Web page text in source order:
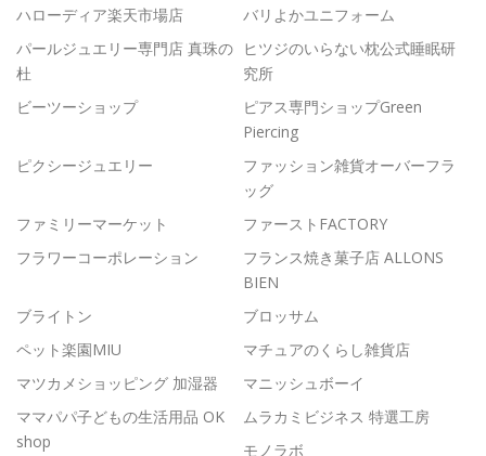
ハローディア楽天市場店
バリよかユニフォーム
パールジュエリー専門店 真珠の
杜
ヒツジのいらない枕公式睡眠研
究所
ビーツーショップ
ピアス専門ショップGreen
Piercing
ピクシージュエリー
ファッション雑貨オーバーフラ
ッグ
ファミリーマーケット
ファーストFACTORY
フラワーコーポレーション
フランス焼き菓子店 ALLONS
BIEN
ブライトン
ブロッサム
ペット楽園MIU
マチュアのくらし雑貨店
マツカメショッピング 加湿器
マニッシュボーイ
ママパパ子どもの生活用品 OK
shop
ムラカミビジネス 特選工房
モノラボ